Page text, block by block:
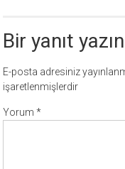
Bir yanıt yazın
E-posta adresiniz
işaretlenmişlerdir
Yorum*